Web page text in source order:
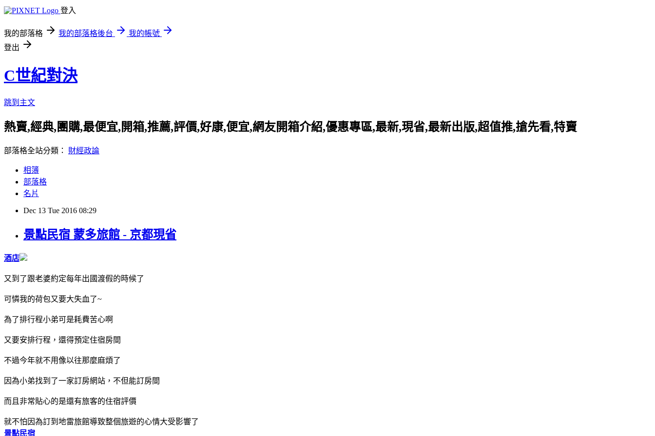
登入
我的部落格 我的部落格後台
我的帳號
登出
C世紀對決
跳到主文
熱賣,經典,團購,最便宜,開箱,推薦,評價,好康,便宜,網友開箱介紹,優惠專區,最新,現省,最新出版,超值推,搶先看,特賣
部落格全站分類： 財經政論
相簿
部落格
名片
Dec 13 Tue 2016 08:29
景點民宿 蒙多旅館 - 京都現省
酒店
又到了跟老婆約定每年出國渡假的時候了
可憐我的荷包又要大失血了~
為了排行程小弟可是耗費苦心啊
又要安排行程，還得預定住宿房間
不過今年就不用像以往那麼麻煩了
因為小弟找到了一家訂房網站，不但能訂房間
而且非常貼心的是還有旅客的住宿評價
就不怕因為訂到地雷旅館導致整個旅遊的心情大受影響了
景點民宿